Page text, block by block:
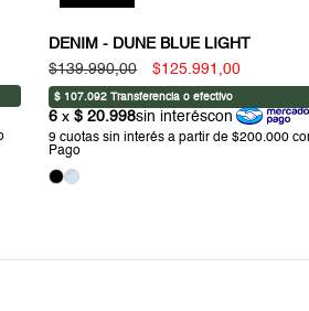
DENIM - DUNE BLUE LIGHT
$139.990,00
$125.991,00